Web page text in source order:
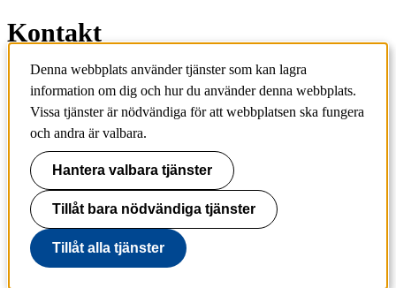
Kontakt
Kontakta utbildningsprogram
Kontakta kurs
IT-support
KTH Entré
KTH
100 44 Stockholm
+46 8 790 60 00
info@kth.se
📷 @KTHstudent på Instagram
Denna webbplats använder tjänster som kan lagra
information om dig och hur du använder denna webbplats.
Vissa tjänster är nödvändiga för att webbplatsen ska fungera
och andra är valbara.
Hantera valbara tjänster
Tillåt bara nödvändiga tjänster
Tillåt alla tjänster